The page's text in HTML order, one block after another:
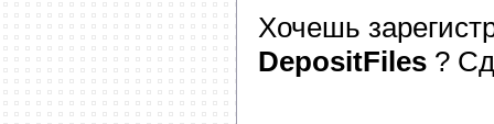
Хочешь
DepositFiles ?